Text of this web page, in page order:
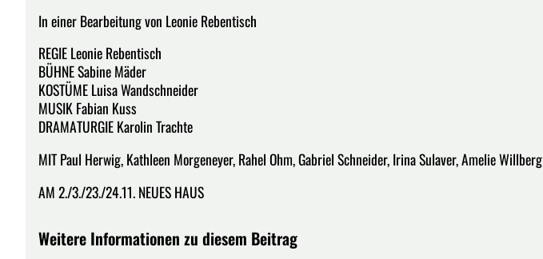
In einer Bearbeitung von Leonie Rebentisch
REGIE Leonie Rebentisch
BÜHNE Sabine Mäder
KOSTÜME Luisa Wandschneider
MUSIK Fabian Kuss
DRAMATURGIE Karolin Trachte
MIT Paul Herwig, Kathleen Morgeneyer, Rahel Ohm, Gabriel Schneider, Irina Sulaver, Amelie Willberg
AM 2./3./23./24.11. NEUES HAUS
Weitere Informationen zu diesem Beitrag